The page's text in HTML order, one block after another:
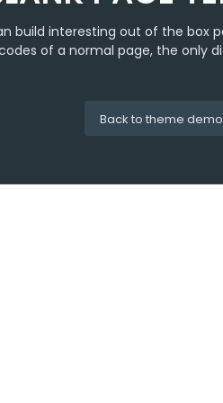
build interesting out of the box
of a normal page, the only
Back to theme demo